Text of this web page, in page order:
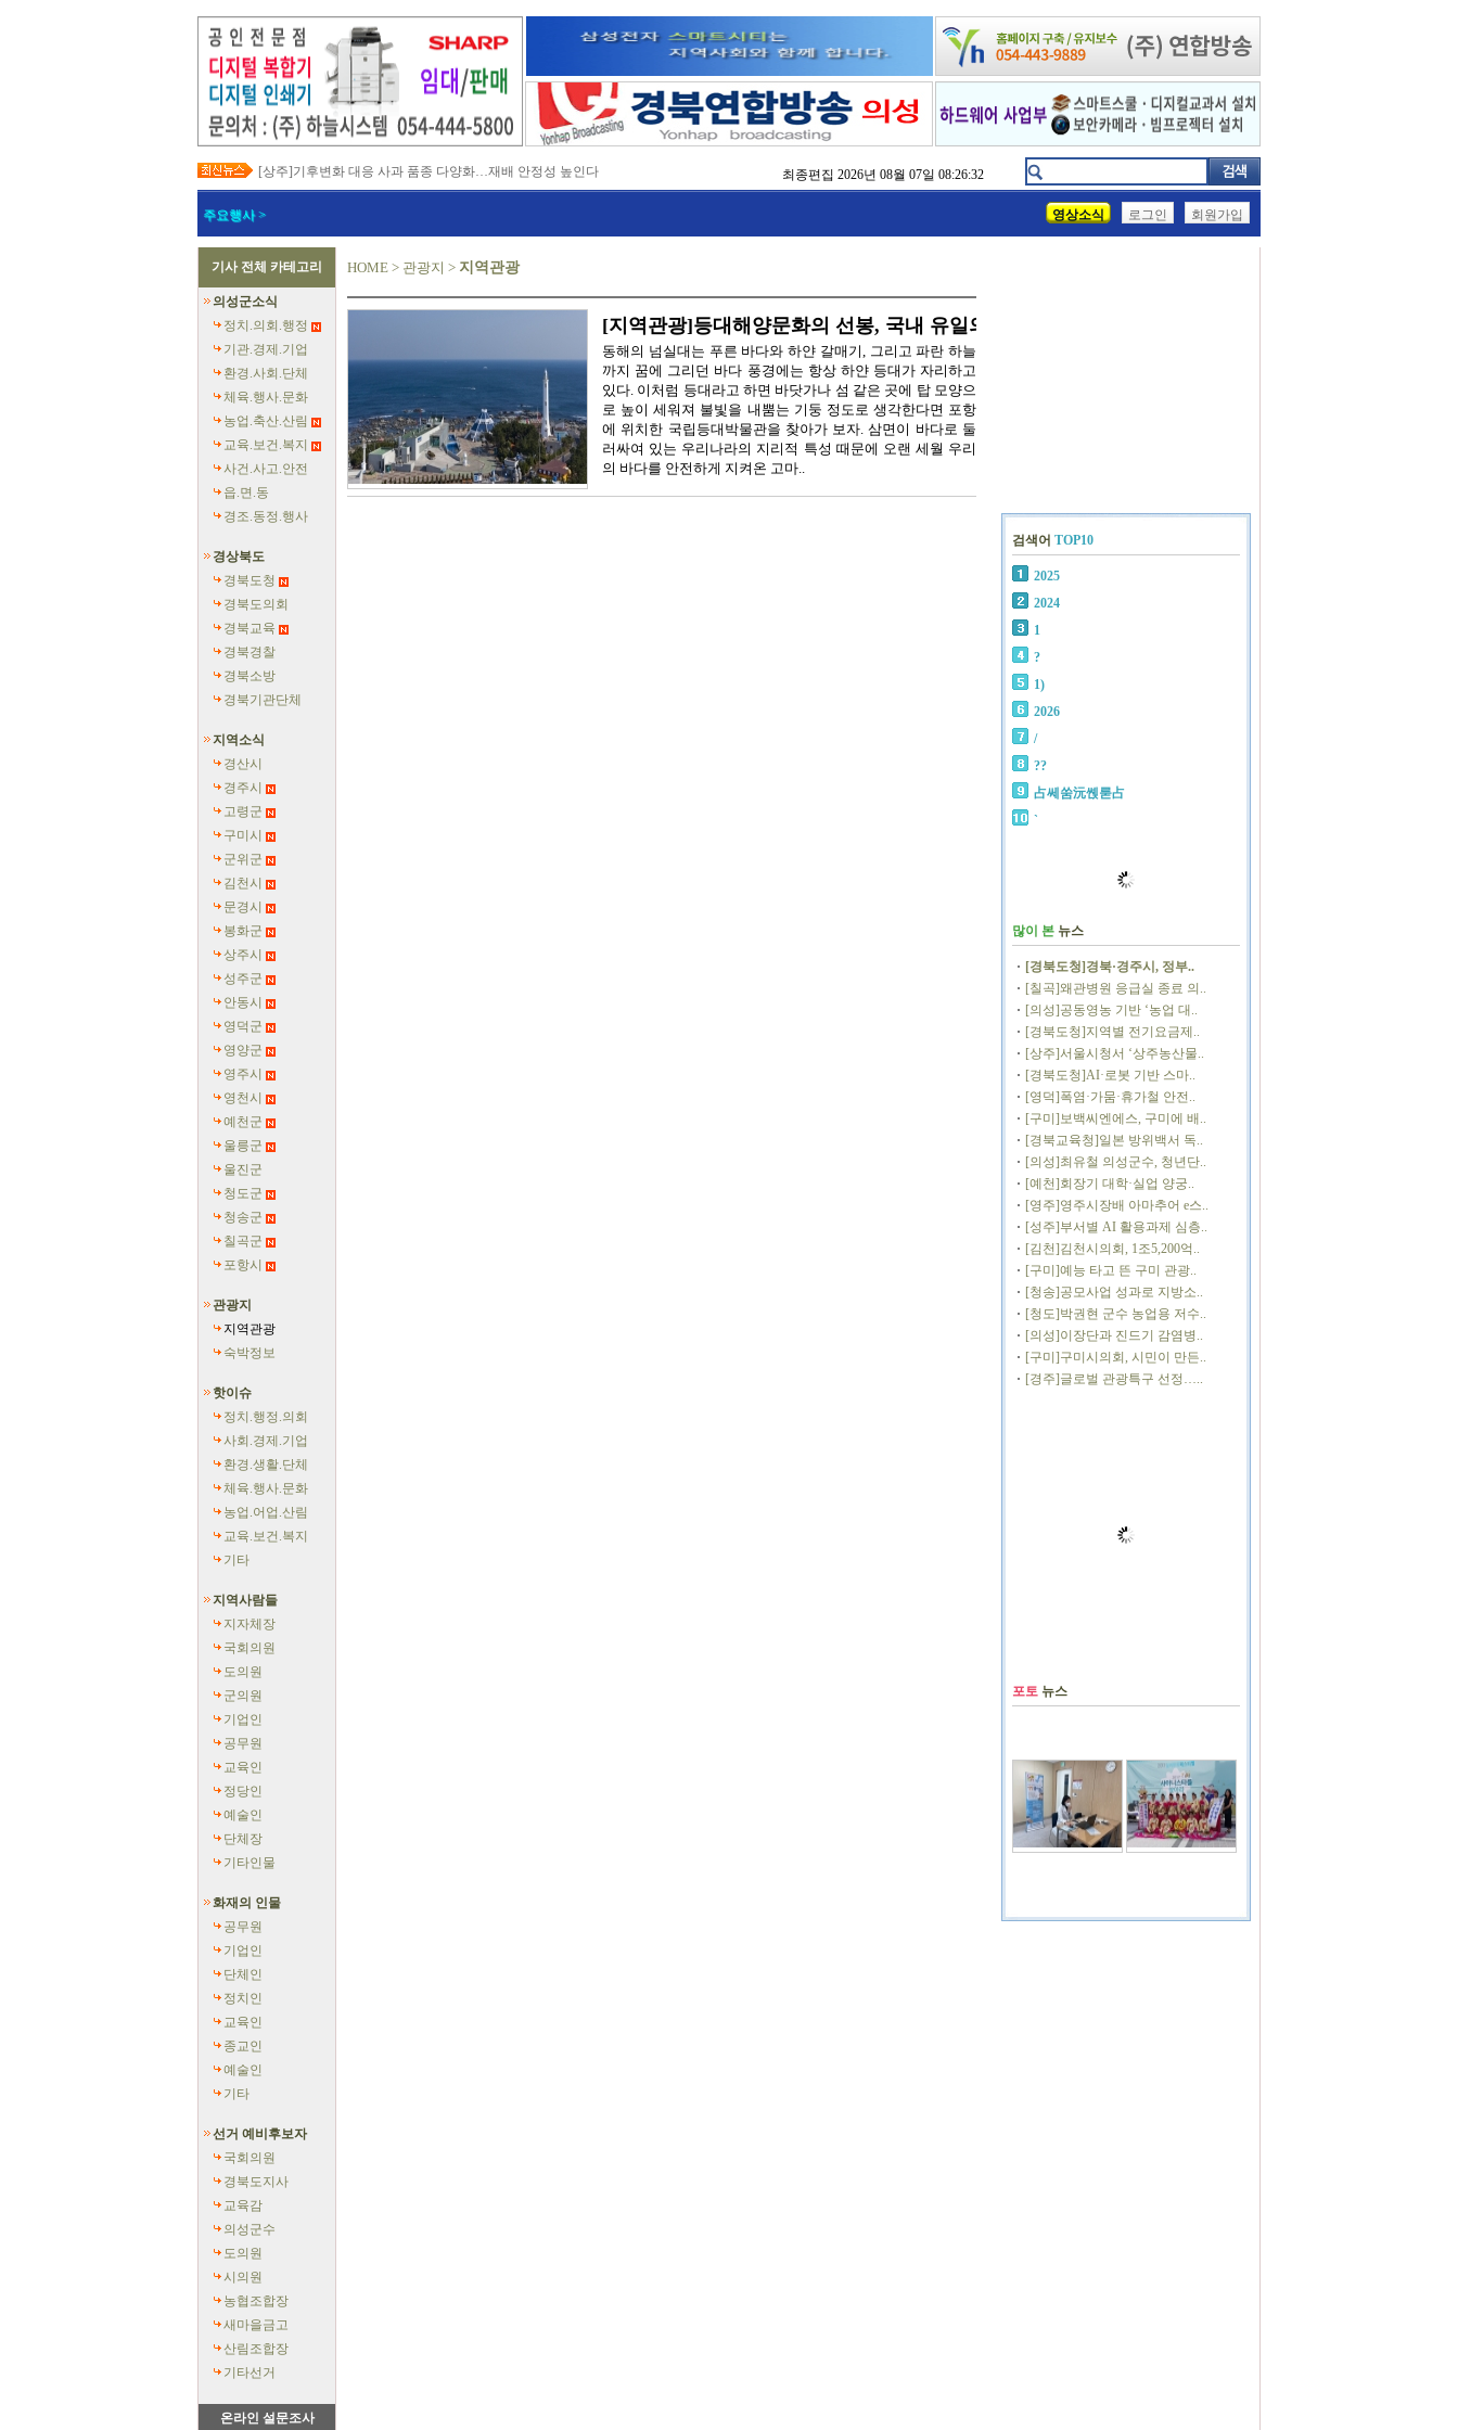
[상주]기후변화 대응 사과 품종 다양화…재배 안정성 높인다
[봉화]‘K-베트남 밸리 특구’ 최종 지정…3,476억 투입
[김천]지방세입 체납관리단 본격 가동…맞춤형 징수 나선다
[고령]가뭄 장기화 총력 대응…농업용수 확보 긴급 지원
[경북교육청]‘수리력+ 웹 콘텐츠’ 개발…맞춤형 수학 학습 지원
[경북도청]‘말산업 특구’ 키운다…한국마사회 영천 유치 공동전선
[구미]예능 타고 뜬 구미 관광…‘갓 튀긴 라면’ 판매량 6배 껑충
[경북교육청]일본 방위백서 독도 영유권 주장 강력 규탄
최종편집 2026년 08월 07일 08:26:32
주요행사 > 영상소식 로그인 회원가입
기사 전체 카테고리
의성군소식
정치.의회.행정
기관.경제.기업
환경.사회.단체
체육.행사.문화
농업.축산.산림
교육.보건.복지
사건.사고.안전
읍.면.동
경조.동정.행사
경상북도
경북도청
경북도의회
경북교육
경북경찰
경북소방
경북기관단체
지역소식
경산시
경주시
고령군
구미시
군위군
김천시
문경시
봉화군
상주시
성주군
안동시
영덕군
영양군
영주시
영천시
예천군
울릉군
울진군
청도군
청송군
칠곡군
포항시
관광지
지역관광
숙박정보
핫이슈
정치.행정.의회
사회.경제.기업
환경.생활.단체
체육.행사.문화
농업.어업.산림
교육.보건.복지
기타
지역사람들
지자체장
국회의원
도의원
군의원
기업인
공무원
교육인
정당인
예술인
단체장
기타인물
화재의 인물
공무원
기업인
단체인
정치인
교육인
종교인
예술인
기타
선거 예비후보자
국회의원
경북도지사
교육감
의성군수
도의원
시의원
농협조합장
새마을금고
산림조합장
기타선거
온라인 설문조사
HOME > 관광지 > 지역관광
[지역관광]등대해양문화의 선봉, 국내 유일의 등대전문박물관
동해의 넘실대는 푸른 바다와 하얀 갈매기, 그리고 파란 하늘
까지 꿈에 그리던 바다 풍경에는 항상 하얀 등대가 자리하고
있다. 이처럼 등대라고 하면 바닷가나 섬 같은 곳에 탑 모양으
로 높이 세워져 불빛을 내뿜는 기둥 정도로 생각한다면 포항
에 위치한 국립등대박물관을 찾아가 보자. 삼면이 바다로 둘
러싸여 있는 우리나라의 지리적 특성 때문에 오랜 세월 우리
의 바다를 안전하게 지켜온 고마..
검색어 TOP10
2025
2024
1
?
1)
2026
/
??
占쎄쑴沅쏁룯占
`
많이 본 뉴스
[경북도청]경북·경주시, 정부..
[칠곡]왜관병원 응급실 종료 의..
[의성]공동영농 기반 ‘농업 대..
[경북도청]지역별 전기요금제..
[상주]서울시청서 ‘상주농산물..
[경북도청]AI·로봇 기반 스마..
[영덕]폭염·가뭄·휴가철 안전..
[구미]보백씨엔에스, 구미에 배..
[경북교육청]일본 방위백서 독..
[의성]최유철 의성군수, 청년단..
[예천]회장기 대학·실업 양궁..
[영주]영주시장배 아마추어 e스..
[성주]부서별 AI 활용과제 심층..
[김천]김천시의회, 1조5,200억..
[구미]예능 타고 뜬 구미 관광..
[청송]공모사업 성과로 지방소..
[청도]박권현 군수 농업용 저수..
[의성]이장단과 진드기 감염병..
[구미]구미시의회, 시민이 만든..
[경주]글로벌 관광특구 선정…..
포토 뉴스